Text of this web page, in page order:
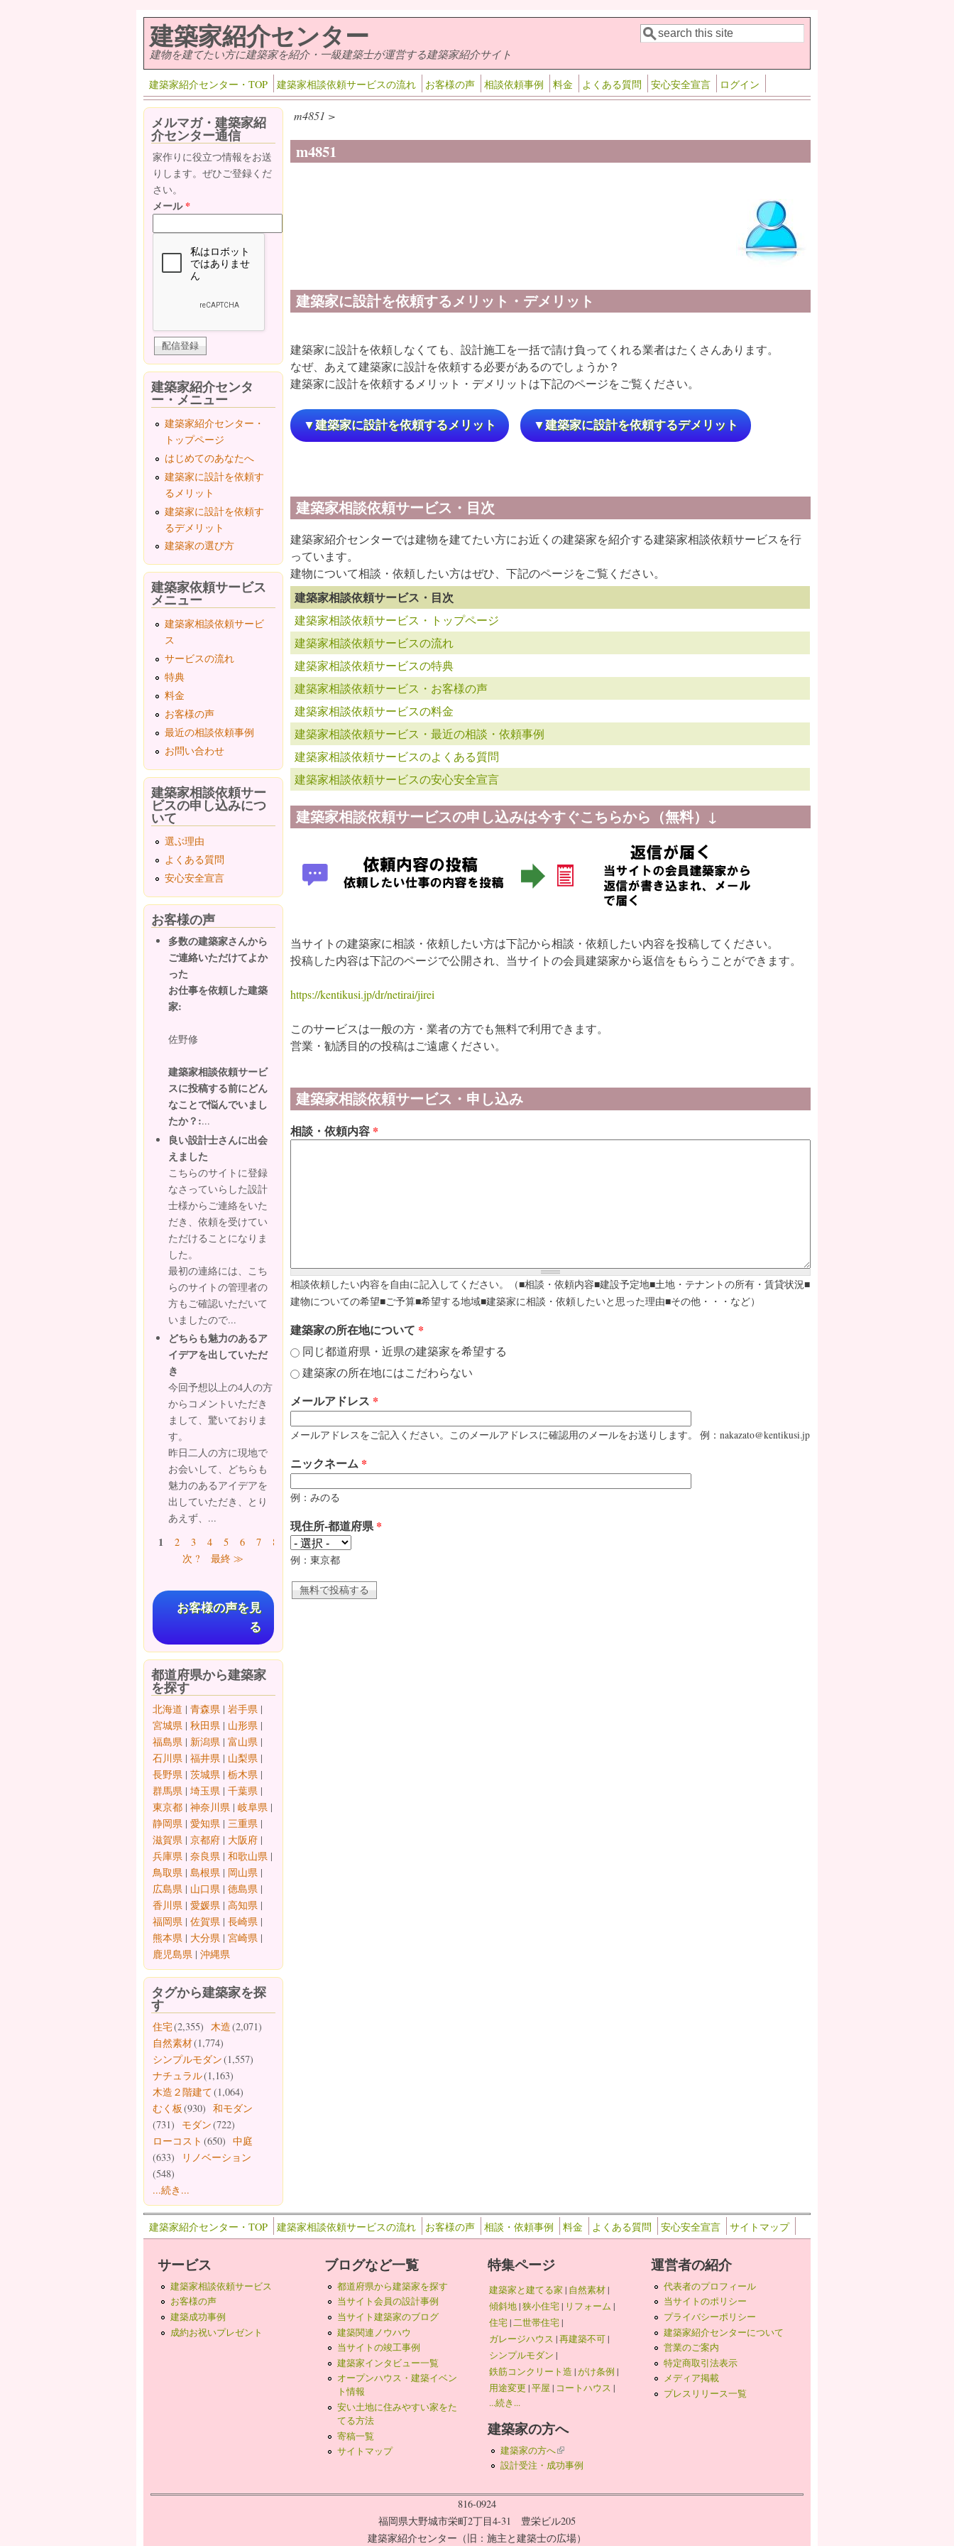
建築家紹介センター
建物を建てたい方に建築家を紹介・一級建築士が運営する建築家紹介サイト 検索フォーム
検索
建築家紹介センター・TOP 建築家相談依頼サービスの流れ お客様の声 相談依頼事例 料金 よくある質問 安心安全宣言 ログイン
m4851 >
m4851
建築家に設計を依頼するメリット・デメリット
建築家に設計を依頼しなくても、設計施工を一括で請け負ってくれる業者はたくさんあります。
なぜ、あえて建築家に設計を依頼する必要があるのでしょうか？
建築家に設計を依頼するメリット・デメリットは下記のページをご覧ください。
▼建築家に設計を依頼するメリット ▼建築家に設計を依頼するデメリット
建築家相談依頼サービス・目次
建築家紹介センターでは建物を建てたい方にお近くの建築家を紹介する建築家相談依頼サービスを行
っています。
建物について相談・依頼したい方はぜひ、下記のページをご覧ください。
建築家相談依頼サービス・目次
建築家相談依頼サービス・トップページ
建築家相談依頼サービスの流れ
建築家相談依頼サービスの特典
建築家相談依頼サービス・お客様の声
建築家相談依頼サービスの料金
建築家相談依頼サービス・最近の相談・依頼事例
建築家相談依頼サービスのよくある質問
建築家相談依頼サービスの安心安全宣言
建築家相談依頼サービスの申し込みは今すぐこちらから（無料）↓
当サイトの建築家に相談・依頼したい方は下記から相談・依頼したい内容を投稿してください。
投稿した内容は下記のページで公開され、当サイトの会員建築家から返信をもらうことができます。
https://kentikusi.jp/dr/netirai/jirei
このサービスは一般の方・業者の方でも無料で利用できます。
営業・勧誘目的の投稿はご遠慮ください。
建築家相談依頼サービス・申し込み
相談・依頼内容 *
相談依頼したい内容を自由に記入してください。（■相談・依頼内容■建設予定地■土地・テナントの所有・賃貸状況■
建物についての希望■ご予算■希望する地域■建築家に相談・依頼したいと思った理由■その他・・・など）
建築家の所在地について *
同じ都道府県・近県の建築家を希望する
建築家の所在地にはこだわらない
メールアドレス *
メールアドレスをご記入ください。このメールアドレスに確認用のメールをお送りします。 例：nakazato@kentikusi.jp
ニックネーム *
例：みのる
現住所-都道府県*
例：東京都
メルマガ・建築家紹
介センター通信
家作りに役立つ情報をお送
りします。ぜひご登録くだ
さい。
メール*
建築家紹介センタ
ー・メニュー
建築家紹介センター・
トップページ
はじめてのあなたへ
建築家に設計を依頼す
るメリット
建築家に設計を依頼す
るデメリット
建築家の選び方
建築家依頼サービス
メニュー
建築家相談依頼サービ
ス
サービスの流れ
特典
料金
お客様の声
最近の相談依頼事例
お問い合わせ
建築家相談依頼サー
ビスの申し込みにつ
いて
選ぶ理由
よくある質問
安心安全宣言
お客様の声
多数の建築家さんから
ご連絡いただけてよか
った
お仕事を依頼した建築
家:
佐野修
建築家相談依頼サービ
スに投稿する前にどん
なことで悩んでいまし
たか？:...
良い設計士さんに出会
えました
こちらのサイトに登録
なさっていらした設計
士様からご連絡をいた
だき、依頼を受けてい
ただけることになりま
した。
最初の連絡には、こち
らのサイトの管理者の
方もご確認いただいて
いましたので...
どちらも魅力のあるア
イデアを出していただ
き
今回予想以上の4人の方
からコメントいただき
まして、驚いておりま
す。
昨日二人の方に現地で
お会いして、どちらも
魅力のあるアイデアを
出していただき、とり
あえず、...
ページ
1 2 3 4 5 6 7 8
…
次 ?
最終 ≫
お客様の声を見
る
都道府県から建築家
を探す
北海道 | 青森県 | 岩手県 |
宮城県 | 秋田県 | 山形県 |
福島県 | 新潟県 | 富山県 |
石川県 | 福井県 | 山梨県 |
長野県 | 茨城県 | 栃木県 |
群馬県 | 埼玉県 | 千葉県 |
東京都 | 神奈川県 | 岐阜県 |
静岡県 | 愛知県 | 三重県 |
滋賀県 | 京都府 | 大阪府 |
兵庫県 | 奈良県 | 和歌山県 |
鳥取県 | 島根県 | 岡山県 |
広島県 | 山口県 | 徳島県 |
香川県 | 愛媛県 | 高知県 |
福岡県 | 佐賀県 | 長崎県 |
熊本県 | 大分県 | 宮崎県 |
鹿児島県 | 沖縄県
タグから建築家を探
す
住宅(2,355) 木造(2,071)
自然素材(1,774)
シンプルモダン(1,557)
ナチュラル(1,163)
木造２階建て(1,064)
むく板 (930) 和モダン
(731)
モダン(722)
ローコスト (650) 中庭
(633)
リノベーション
(548)
...続き...
建築家紹介センター・TOP 建築家相談依頼サービスの流れ お客様の声 相談・依頼事例 料金 よくある質問 安心安全宣言 サイトマップ
サービス
建築家相談依頼サービス
お客様の声
建築成功事例
成約お祝いプレゼント
ブログなど一覧
都道府県から建築家を探す
当サイト会員の設計事例
当サイト建築家のブログ
建築関連ノウハウ
当サイトの竣工事例
建築家インタビュー一覧
オープンハウス・建築イベン
ト情報
安い土地に住みやすい家をた
てる方法
寄稿一覧
サイトマップ
特集ページ
建築家と建てる家 | 自然素材|
傾斜地|狭小住宅| リフォーム |
住宅|二世帯住宅|
ガレージハウス |再建築不可|
シンプルモダン |
鉄筋コンクリート造 |がけ条例 |
用途変更 |平屋 | コートハウス |
...続き...
建築家の方へ
建築家の方へ(link is external)
設計受注・成功事例
運営者の紹介
代表者のプロフィール
当サイトのポリシー
プライバシーポリシー
建築家紹介センターについて
営業のご案内
特定商取引法表示
メディア掲載
プレスリリース一覧
816-0924
福岡県大野城市栄町2丁目4-31 豊栄ビル205
建築家紹介センター（旧：施主と建築士の広場）